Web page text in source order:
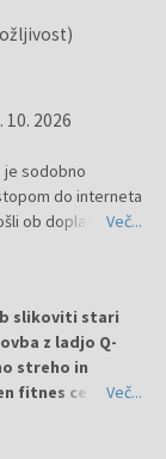
10. 2026
je sodobno
do interneta
ob doplačilu.Več...
slikoviti stari
z ladjo Q-
streho in
fitnes center s
& Bar ✔
Več...